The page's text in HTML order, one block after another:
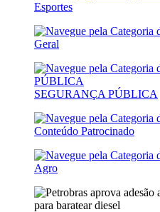
Esportes
Geral
SEGURANÇA PÚBLICA
Conteúdo Patrocinado
Agro